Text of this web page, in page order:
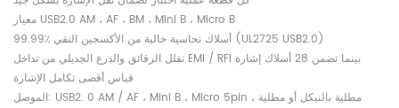
معيار USB2.0 AM ، AF ، BM ، Mini B ، Micro B
99.99٪ أسلاك نحاسية خالية من الأكسجين النقي (UL2725 USB2.0)
تقلل الرقائق والدرع الجديلي من تداخل EMI / RFI بينما تضمن 28 أسلاك إشارة
قياس أقصى تكامل الإشارة
الموصل: USB2. 0 AM / AF ، Mini B ، Micro 5pin ، مطلية بالنيكل أو مطلية